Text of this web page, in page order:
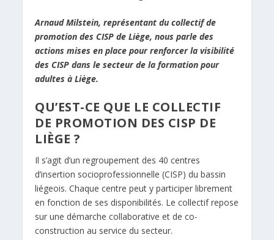
Arnaud Milstein, représentant du collectif de
promotion des CISP de Liège, nous parle des
actions mises en place pour renforcer la visibilité
des CISP dans le secteur de la formation pour
adultes à Liège.
QU’EST-CE QUE LE COLLECTIF
DE PROMOTION DES CISP DE
LIÈGE ?
Il s’agit d’un regroupement des 40 centres
d’insertion socioprofessionnelle (CISP) du bassin
liégeois. Chaque centre peut y participer librement
en fonction de ses disponibilités. Le collectif repose
sur une démarche collaborative et de co-
construction au service du secteur.